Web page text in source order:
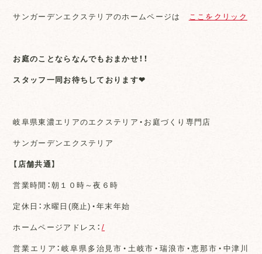
サンガーデンエクステリアのホームページは ここをクリック
お庭のことならなんでもおまかせ！！
スタッフ一同お待ちしております❤
岐阜県東濃エリアのエクステリア・お庭づくり専門店
サンガーデンエクステリア
【店舗共通】
営業時間：朝１０時～夜６時
定休日：水曜日(廃止)・年末年始
ホームページアドレス： /
営業エリア：岐阜県多治見市・土岐市・瑞浪市・恵那市・中津川